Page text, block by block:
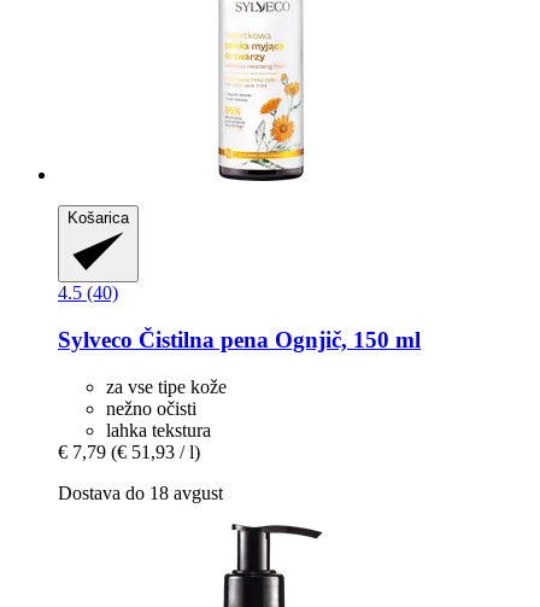
Košarica
4.5 (40)
Sylveco Čistilna pena Ognjič, 150 ml
za vse tipe kože
nežno očisti
lahka tekstura
€ 7,79 (€ 51,93 / l)
Dostava do 18 avgust